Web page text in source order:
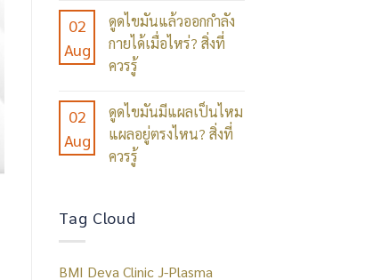
เสี่ยง
อะไร
บ้าง?
ที่
ควร
เข้าใจ
ลด
เสี่ยง
มัน
กับ
Plasma
ต่าง
กัน
เข้าใจ
เลือก
Comments
on
เตรียม
ตัว
ก่อน
ดูด
ต้อง
อะไร
02
Aug
ดูดไขมันแล้วออกกำลัง
กายได้เมื่อไหร่? สิ่งที่
ควรรู้
Comments
on
ดูด
มัน
02
Aug
ดูดไขมันมีแผลเป็นไหม
แผลอยู่ตรงไหน? สิ่งที่
ควรรู้
Comments
on
Tag Cloud
BMI Deva Clinic J-Plasma